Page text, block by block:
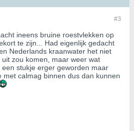
#3
ineens bruine roestvlekken op
te zijn... Had eigenlijk gedacht
Nederlands kraanwater het niet
zou komen, maar weer wat
stukje erger geworden maar
met calmag binnen dus dan kunnen